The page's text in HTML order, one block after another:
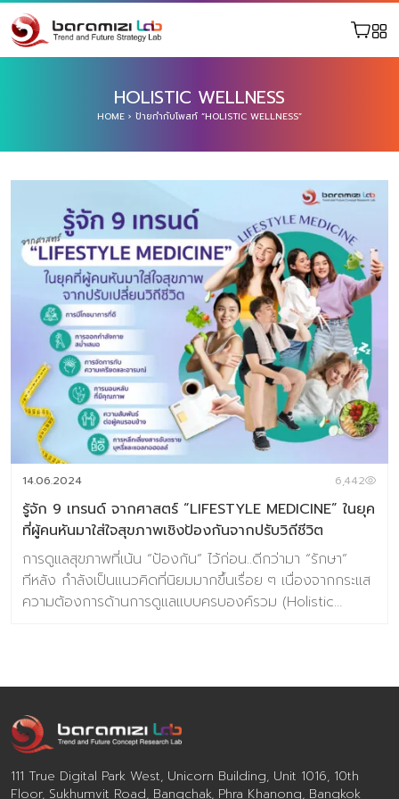
HOLISTIC WELLNESS
HOME › ป้ายกำกับโพสท์ “HOLISTIC WELLNESS”
14.06.2024 6,442
รู้จัก 9 เทรนด์ จากศาสตร์ “LIFESTYLE MEDICINE” ในยุค
ที่ผู้คนหันมาใส่ใจสุขภาพเชิงป้องกันจากปรับวิถีชีวิต
การดูแลสุขภาพที่เน้น “ป้องกัน” ไว้ก่อน..ดีกว่ามา “รักษา”
ทีหลัง กำลังเป็นแนวคิดที่นิยมมากขึ้นเรื่อย ๆ เนื่องจากกระแส
ความต้องการด้านการดูแลแบบครบองค์รวม (Holistic
ของเรา จึงทำให้ Lifestyle Medicine เป็นหนึ่งในศาสตร์การ
แนวคิดของการปรับวิถีชีวิตที่ไม่ได้อาศัยแค่ความร่วมมือของ
แพทย์หรือผู้เชี่ยวชาญเพียงอย่างเดียว หากแต่ต้องอาศัยที่ตัว
เราเองด้วยเช่นกันในการที่จะทำให้การปรับและเปลี่ยนพฤติกรรม
ในทั้ง 6 องค์ประกอบ ให้ดูแลได้อย่างมีประสิทธิภาพ ต่อเนื่อง
111 True Digital Park West, Unicorn Building, Unit 1016, 10th
Floor, Sukhumvit Road, Bangchak, Phra Khanong, Bangkok